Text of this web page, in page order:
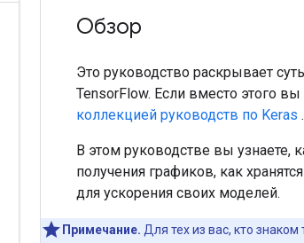
Обзор
Это руководство раскрывает
TensorFlow. Если вместо этого вы
коллекцией руководств по Keras .
В этом руководстве вы узнаете,
получения графиков, как
для ускорения своих моделей.
Примечание. Для тех из вас, кто